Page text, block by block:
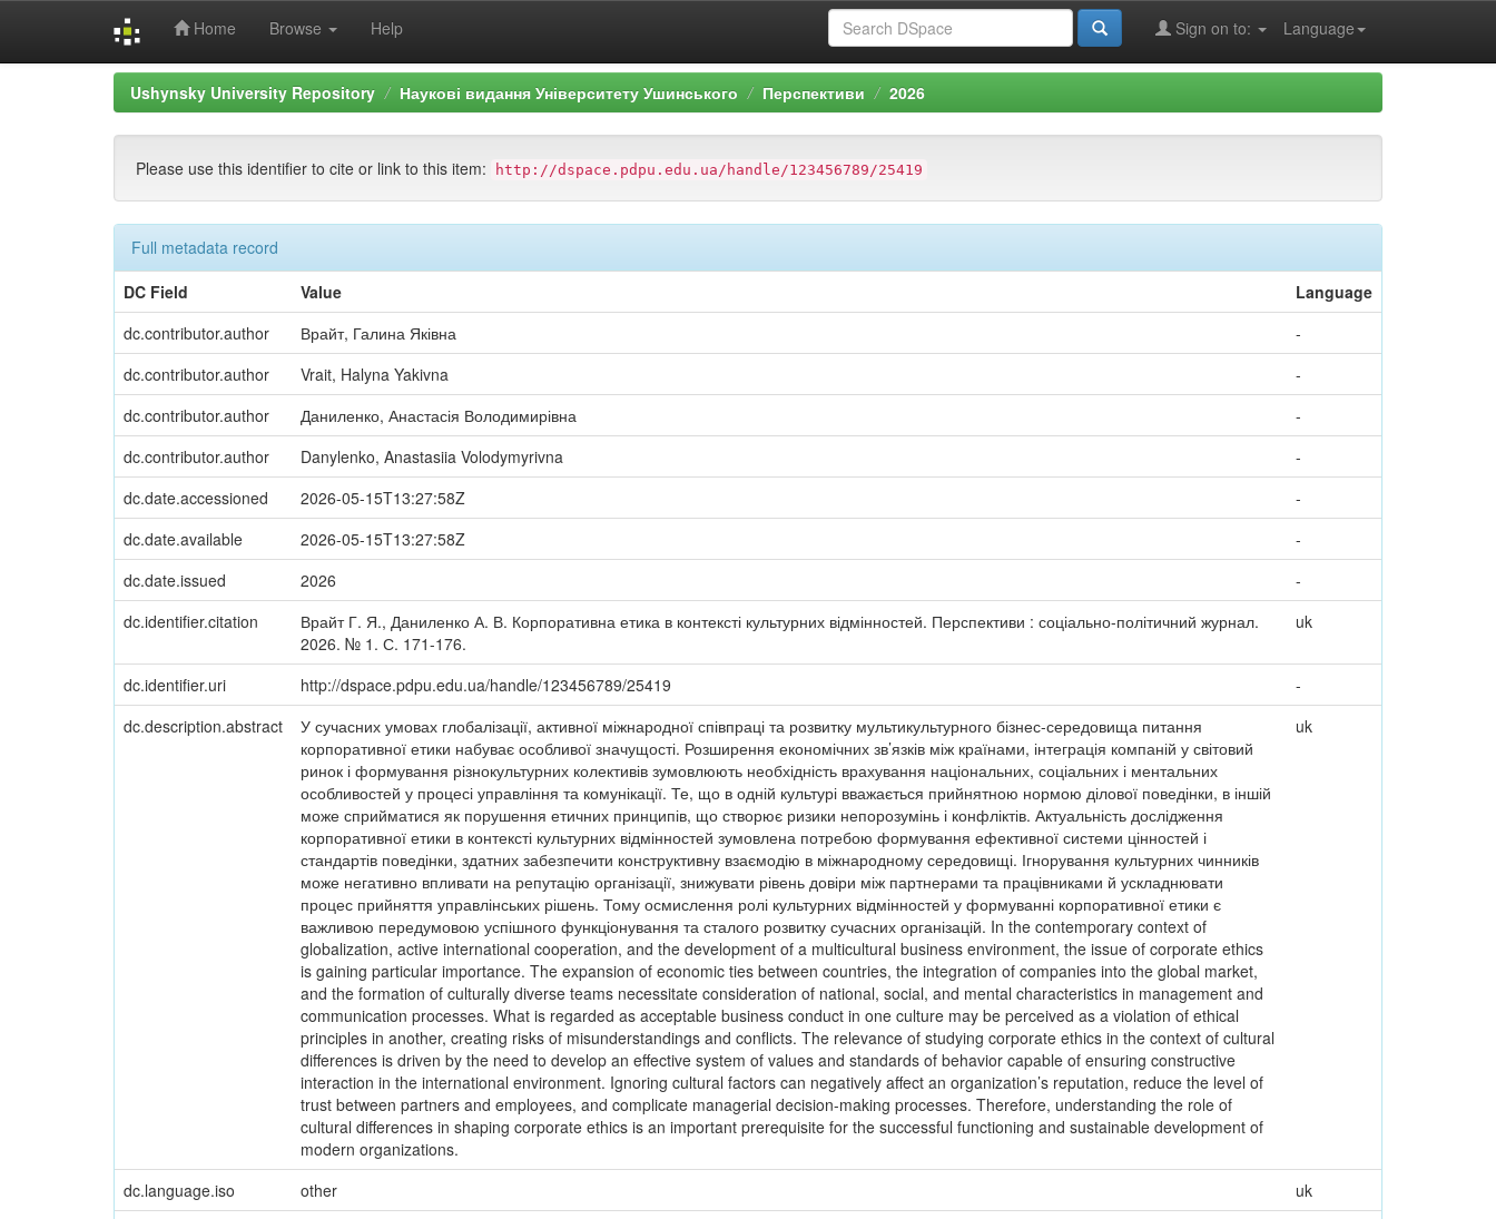
Home Browse Help Language
Sign on to:
Ushynsky University Repository Наукові видання Університету Ушинського Перспективи 2026
Please use this identifier to cite or link to this item: http://dspace.pdpu.edu.ua/handle/123456789/25419
Full metadata record
DC Field
Value
Language
dc.contributor.author
Врайт, Галина Яківна
-
dc.contributor.author
Vrait, Halyna Yakivna
-
dc.contributor.author
Даниленко, Анастасія Володимирівна
-
dc.contributor.author
Danylenko, Anastasiia Volodymyrivna
-
dc.date.accessioned
2026-05-15T13:27:58Z
-
dc.date.available
2026-05-15T13:27:58Z
-
dc.date.issued
2026
-
dc.identifier.citation
Врайт Г. Я., Даниленко А. В. Корпоративна етика в контексті культурних відмінностей. Перспективи : соціально-політичний журнал.
2026. № 1. С. 171-176.
uk
dc.identifier.uri http://dspace.pdpu.edu.ua/handle/123456789/25419
-
dc.description.abstract
У сучасних умовах глобалізації, активної міжнародної співпраці та розвитку мультикультурного бізнес-середовища питання
корпоративної етики набуває особливої значущості. Розширення економічних зв’язків між країнами, інтеграція компаній у світовий
ринок і формування різнокультурних колективів зумовлюють необхідність врахування національних, соціальних і ментальних
особливостей у процесі управління та комунікації. Те, що в одній культурі вважається прийнятною нормою ділової поведінки, в іншій
може сприйматися як порушення етичних принципів, що створює ризики непорозумінь і конфліктів. Актуальність дослідження
корпоративної етики в контексті культурних відмінностей зумовлена потребою формування ефективної системи цінностей і
стандартів поведінки, здатних забезпечити конструктивну взаємодію в міжнародному середовищі. Ігнорування культурних чинників
може негативно впливати на репутацію організації, знижувати рівень довіри між партнерами та працівниками й ускладнювати
процес прийняття управлінських рішень. Тому осмислення ролі культурних відмінностей у формуванні корпоративної етики є
важливою передумовою успішного функціонування та сталого розвитку сучасних організацій. In the contemporary context of
globalization, active international cooperation, and the development of a multicultural business environment, the issue of corporate ethics
is gaining particular importance. The expansion of economic ties between countries, the integration of companies into the global market,
and the formation of culturally diverse teams necessitate consideration of national, social, and mental characteristics in management and
communication processes. What is regarded as acceptable business conduct in one culture may be perceived as a violation of ethical
principles in another, creating risks of misunderstandings and conflicts. The relevance of studying corporate ethics in the context of cultural
differences is driven by the need to develop an effective system of values and standards of behavior capable of ensuring constructive
interaction in the international environment. Ignoring cultural factors can negatively affect an organization’s reputation, reduce the level of
trust between partners and employees, and complicate managerial decision-making processes. Therefore, understanding the role of
cultural differences in shaping corporate ethics is an important prerequisite for the successful functioning and sustainable development of
modern organizations.
uk
dc.language.iso other
uk